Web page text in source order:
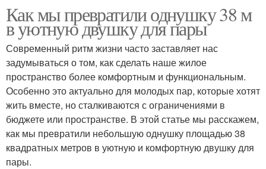
Как мы превратили однушку 38 м
в уютную двушку для пары
Современный ритм жизни часто заставляет нас
задумываться о том, как сделать наше жилое
пространство более комфортным и функциональным.
Особенно это актуально для молодых пар, которые хотят
жить вместе, но сталкиваются с ограничениями в
бюджете или пространстве. В этой статье мы расскажем,
как мы превратили небольшую однушку площадью 38
квадратных метров в уютную и комфортную двушку для
пары.